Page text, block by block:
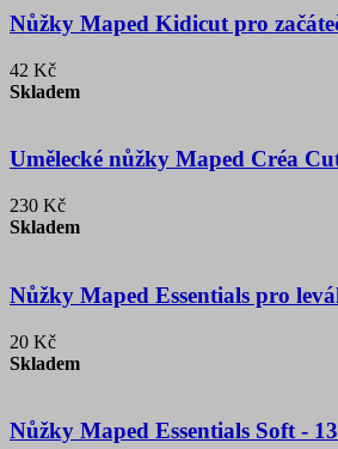
Nůžky Maped Kidicut pro
42 Kč
Skladem
Umělecké nůžky Maped Créa
230 Kč
Skladem
Nůžky Maped Essentials pro
20 Kč
Skladem
Nůžky Maped Essentials Soft -